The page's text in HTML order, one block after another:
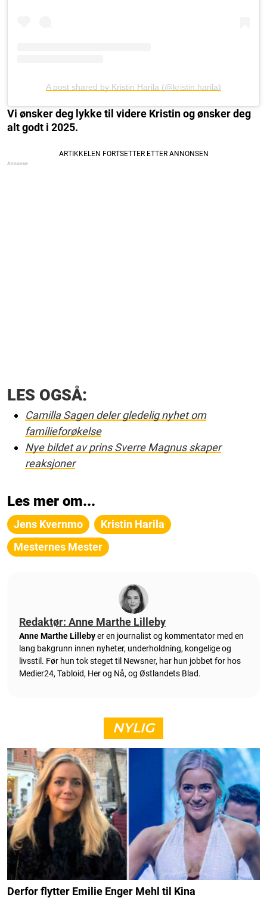
A post shared by Kristin Harila (@kristin.harila)
Vi ønsker deg lykke til videre Kristin og ønsker deg
alt godt i 2025.
LES OGSÅ:
Camilla Sagen deler gledelig nyhet om
familieforøkelse
Nye bildet av prins Sverre Magnus skaper
reaksjoner
Les mer om...
Jens Kvernmo
Kristin Harila
Mesternes Mester
Redaktør: Anne Marthe Lilleby
Anne Marthe Lillebyer en journalist og kommentator med en
lang bakgrunn innen nyheter, underholdning, kongelige og
livsstil. Før hun tok steget til Newsner, har hun jobbet for hos
Medier24, Tabloid, Her og Nå, og Østlandets Blad.
NYLIG
Derfor flytter Emilie Enger Mehl til Kina